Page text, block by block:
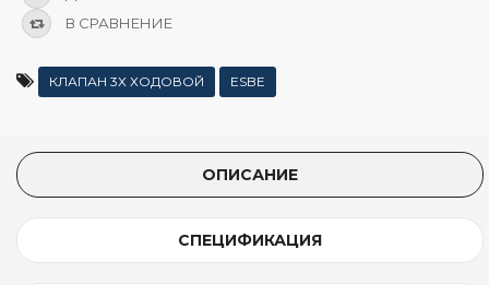
В СРАВНЕНИЕ
КЛАПАН 3Х ХОДОВОЙ ESBE
ОПИСАНИЕ
СПЕЦИФИКАЦИЯ